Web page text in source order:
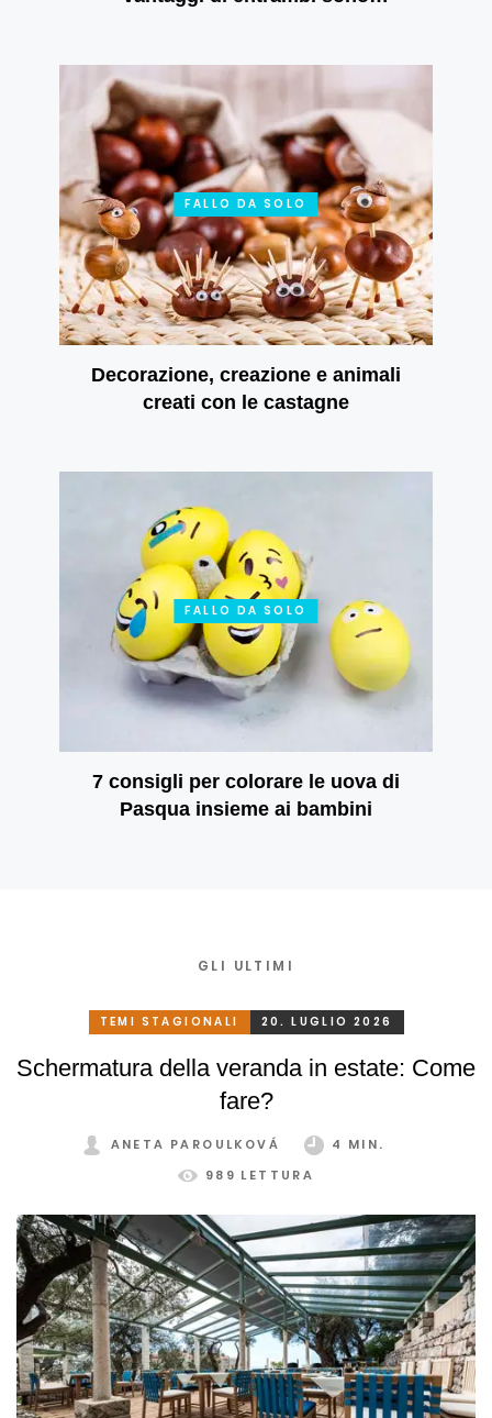
FALLO DA SOLO
Decorazione, creazione e animali
creati con le castagne
FALLO DA SOLO
7 consigli per colorare le uova di
Pasqua insieme ai bambini
GLI ULTIMI
TEMI STAGIONALI 20. LUGLIO 2026
Schermatura della veranda in estate: Come
fare?
ANETA PAROULKOVÁ
4 MIN.
989 LETTURA